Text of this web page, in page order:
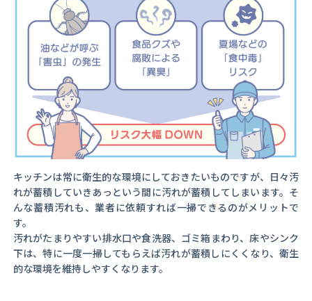
キッチンは常に衛生的な環境にしておきたいものですが、日々汚
れが蓄積していきあっという間に汚れが蓄積してしまいます。そ
んな蓄積汚れも、業者に依頼すれば一掃できるのがメリットで
す。
汚れがたまりやすい排水口や食洗器、ゴミ箱まわり、床やシンク
下は、特に一度一掃してもらえば汚れが蓄積しにくくなり、衛生
的な環境を維持しやすくなります。